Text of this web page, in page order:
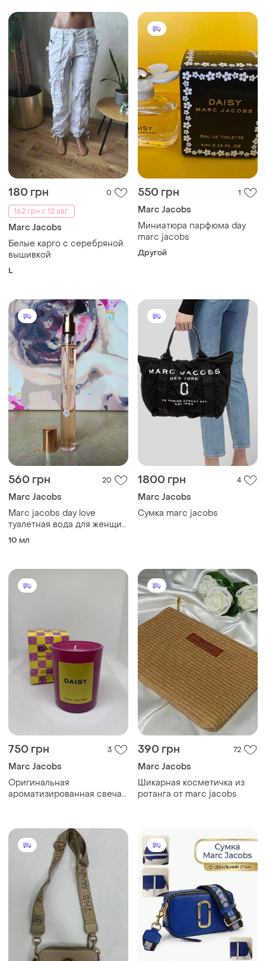
180 грн
0
162 грн с 12 авг.
Marc Jacobs
Белые карго с серебряной
вышивкой
L
550 грн 1
Marc Jacobs
Миниатюра парфюма day
marc jacobs
Другой
560 грн 20
Marc Jacobs
Marc jacobs day love
туалетная вода для женщин
10 мл.
10 мл
1800 грн 4
Marc Jacobs
Сумка marc jacobs
750 грн 3
Marc Jacobs
Оригинальная
ароматизированная свеча
390 грн 72
Marc Jacobs
Шикарная косметичка из
ротанга от marc jacobs